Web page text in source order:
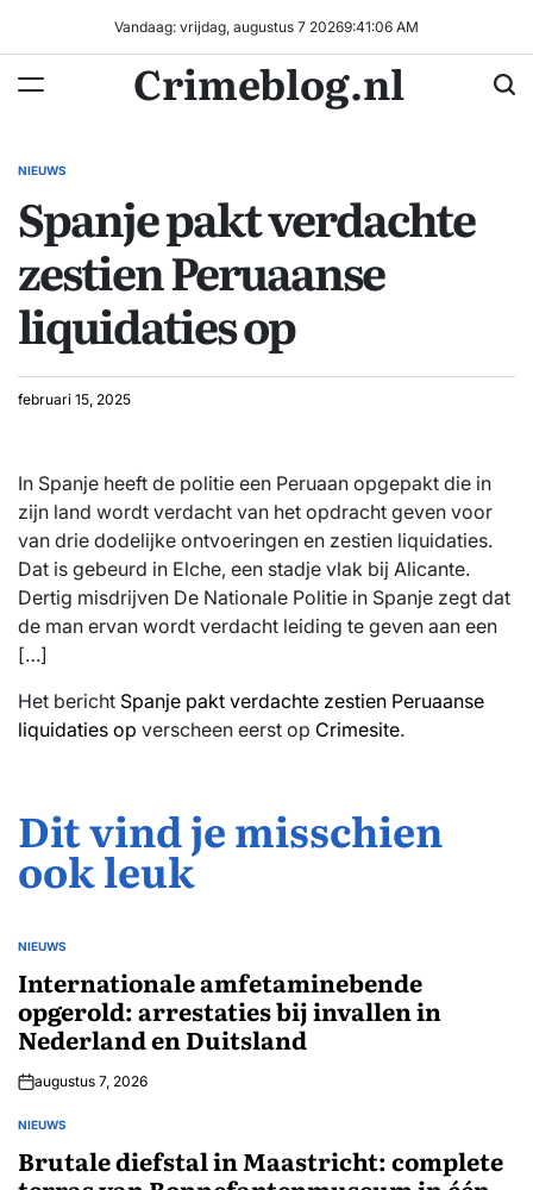
inhoud
Vandaag: vrijdag, augustus 7 20269:41:07 AM
Crimeblog.nl
GEPLAATST
NIEUWS
Spanje pakt verdachte
zestien Peruaanse
liquidaties op
februari 15, 2025
In Spanje heeft de politie een Peruaan opgepakt die in
zijn land wordt verdacht van het opdracht geven voor
van drie dodelijke ontvoeringen en zestien liquidaties.
Dat is gebeurd in Elche, een stadje vlak bij Alicante.
Dertig misdrijven De Nationale Politie in Spanje zegt dat
de man ervan wordt verdacht leiding te geven aan een
[…]
Het bericht Spanje pakt verdachte zestien Peruaanse
liquidaties op verscheen eerst op Crimesite.
Dit vind je misschien
ook leuk
GEPLAATST
NIEUWS
Internationale amfetaminebende
opgerold: arrestaties bij invallen in
Nederland en Duitsland
augustus 7, 2026
GEPLAATST
NIEUWS
Brutale diefstal in Maastricht: complete